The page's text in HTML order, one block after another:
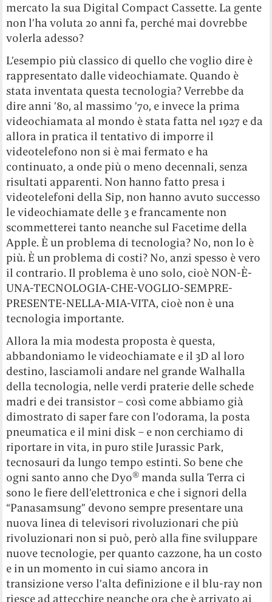
mercato la sua Digital Compact Cassette. La gente
non l’ha voluta 20 anni fa, perché mai dovrebbe
volerla adesso?
L’esempio più classico di quello che voglio dire è
rappresentato dalle videochiamate. Quando è
stata inventata questa tecnologia? Verrebbe da
dire anni ’80, al massimo ’70, e invece la prima
videochiamata al mondo è stata fatta nel 1927 e da
allora in pratica il tentativo di imporre il
videotelefono non si è mai fermato e ha
continuato, a onde più o meno decennali, senza
risultati apparenti. Non hanno fatto presa i
videotelefoni della Sip, non hanno avuto successo
le videochiamate delle 3 e francamente non
scommetterei tanto neanche sul Facetime della
Apple. È un problema di tecnologia? No, non lo è
più. È un problema di costi? No, anzi spesso è vero
il contrario. Il problema è uno solo, cioè NON-È-
UNA-TECNOLOGIA-CHE-VOGLIO-SEMPRE-
PRESENTE-NELLA-MIA-VITA, cioè non è una
tecnologia importante.
Allora la mia modesta proposta è questa,
abbandoniamo le videochiamate e il 3D al loro
destino, lasciamoli andare nel grande Walhalla
della tecnologia, nelle verdi praterie delle schede
madri e dei transistor – così come abbiamo già
dimostrato di saper fare con l’odorama, la posta
pneumatica e il mini disk – e non cerchiamo di
riportare in vita, in puro stile Jurassic Park,
tecnosauri da lungo tempo estinti. So bene che
ogni santo anno che Dyo® manda sulla Terra ci
sono le fiere dell’elettronica e che i signori della
“Panasamsung” devono sempre presentare una
nuova linea di televisori rivoluzionari che più
rivoluzionari non si può, però alla fine sviluppare
nuove tecnologie, per quanto cazzone, ha un costo
e in un momento in cui siamo ancora in
transizione verso l’alta definizione e il blu-ray non
riesce ad attecchire neanche ora che è arrivato ai